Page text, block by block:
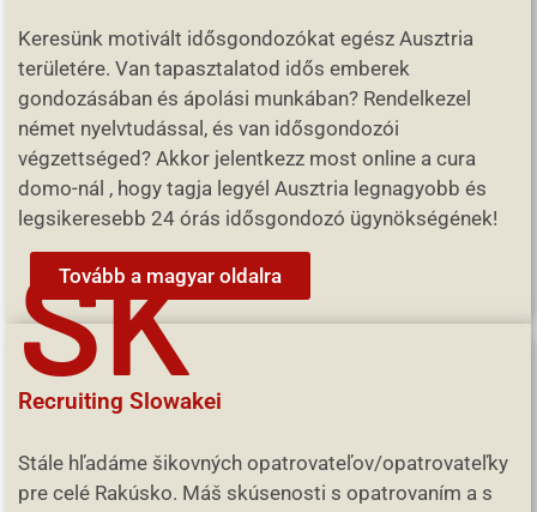
Keresünk motivált idősgondozókat egész Ausztria
területére. Van tapasztalatod idős emberek
gondozásában és ápolási munkában? Rendelkezel
német nyelvtudással, és van idősgondozói
végzettséged? Akkor jelentkezz most online a cura
domo-nál , hogy tagja legyél Ausztria legnagyobb és
legsikeresebb 24 órás idősgondozó ügynökségének!
Tovább a magyar oldalra
SK
Recruiting Slowakei
Stále hľadáme šikovných opatrovateľov/opatrovateľky
pre celé Rakúsko. Máš skúsenosti s opatrovaním a s